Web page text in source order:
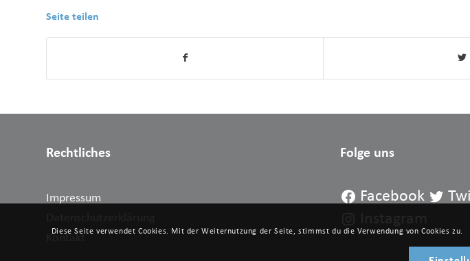
Seite teilen
Rechtliches
Impressum
Kontakt
Folge uns
Facebook
Diese Seite verwendet Cookies. Mit der Weiternutzung der Seite, stimmst du die Verwendung von Cookies zu.